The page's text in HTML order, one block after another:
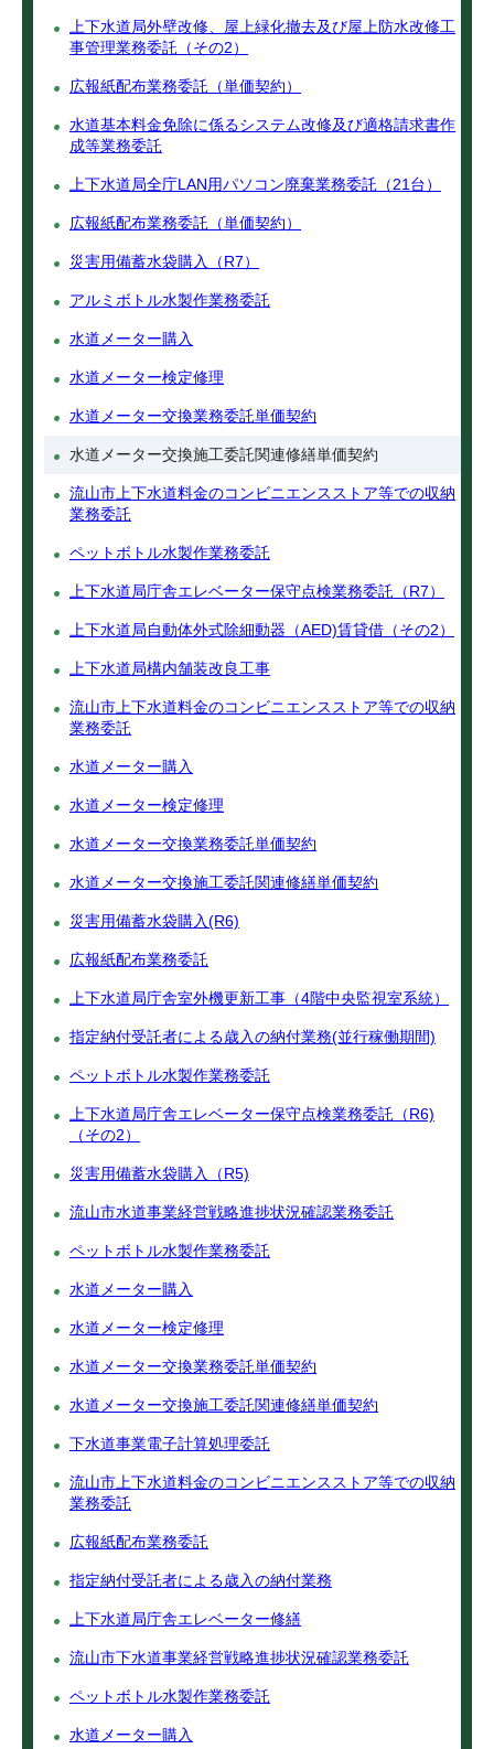
上下水道局外壁改修、屋上緑化撤去及び屋上防水改修工
事管理業務委託（その2）
広報紙配布業務委託（単価契約）
水道基本料金免除に係るシステム改修及び適格請求書作
成等業務委託
上下水道局全庁LAN用パソコン廃棄業務委託（21台）
広報紙配布業務委託（単価契約）
災害用備蓄水袋購入（R7）
アルミボトル水製作業務委託
水道メーター購入
水道メーター検定修理
水道メーター交換業務委託単価契約
水道メーター交換施工委託関連修繕単価契約
流山市上下水道料金のコンビニエンスストア等での収納
業務委託
ペットボトル水製作業務委託
上下水道局庁舎エレベーター保守点検業務委託（R7）
上下水道局自動体外式除細動器（AED)賃貸借（その2）
上下水道局構内舗装改良工事
流山市上下水道料金のコンビニエンスストア等での収納
業務委託
水道メーター購入
水道メーター検定修理
水道メーター交換業務委託単価契約
水道メーター交換施工委託関連修繕単価契約
災害用備蓄水袋購入(R6)
広報紙配布業務委託
上下水道局庁舎室外機更新工事（4階中央監視室系統）
指定納付受託者による歳入の納付業務(並行稼働期間)
ペットボトル水製作業務委託
上下水道局庁舎エレベーター保守点検業務委託（R6)
（その2）
災害用備蓄水袋購入（R5)
流山市水道事業経営戦略進捗状況確認業務委託
ペットボトル水製作業務委託
水道メーター購入
水道メーター検定修理
水道メーター交換業務委託単価契約
水道メーター交換施工委託関連修繕単価契約
下水道事業電子計算処理委託
流山市上下水道料金のコンビニエンスストア等での収納
業務委託
広報紙配布業務委託
指定納付受託者による歳入の納付業務
上下水道局庁舎エレベーター修繕
流山市下水道事業経営戦略進捗状況確認業務委託
ペットボトル水製作業務委託
水道メーター購入